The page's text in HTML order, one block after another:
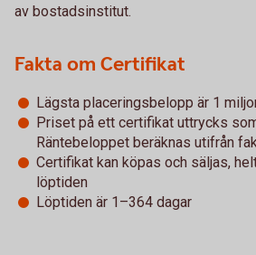
av bostadsinstitut.
Fakta om Certifikat
Lägsta placeringsbelopp är 1
Priset på ett certifikat uttrycks
Räntebeloppet beräknas utifrån
Certifikat kan köpas och säljas,
löptiden
Löptiden är 1–364 dagar